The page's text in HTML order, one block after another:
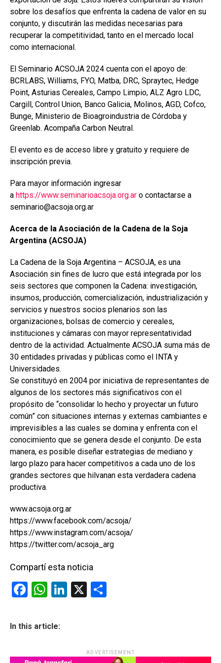
sobre los desafíos que enfrenta la cadena de valor en su
conjunto, y discutirán las medidas necesarias para
recuperar la competitividad, tanto en el mercado local
como internacional.
El Seminario ACSOJA 2024 cuenta con el apoyo de:
BCRLABS, Williams, FYO, Matba, DRC, Spraytec, Hedge
Point, Asturias Cereales, Campo Limpio, ALZ Agro LDC,
Cargill, Control Union, Banco Galicia, Molinos, AGD, Cofco,
Bunge, Ministerio de Bioagroindustria de Córdoba y
Greenlab. Acompaña Carbon Neutral.
El evento es de acceso libre y gratuito y requiere de
inscripción previa.
Para mayor información ingresar
a https://www.seminarioacsoja.org.ar o contactarse a
seminario@acsoja.org.ar
Acerca de la Asociación de la Cadena de la Soja
Argentina (ACSOJA)
La Cadena de la Soja Argentina – ACSOJA, es una
Asociación sin fines de lucro que está integrada por los
seis sectores que componen la Cadena: investigación,
insumos, producción, comercialización, industrialización y
servicios y nuestros socios plenarios son las
organizaciones, bolsas de comercio y cereales,
instituciones y cámaras con mayor representatividad
dentro de la actividad. Actualmente ACSOJA suma más de
30 entidades privadas y públicas como el INTA y
Universidades.
Se constituyó en 2004 por iniciativa de representantes de
algunos de los sectores más significativos con el
propósito de “consolidar lo hecho y proyectar un futuro
común” con situaciones internas y externas cambiantes e
imprevisibles a las cuales se domina y enfrenta con el
conocimiento que se genera desde el conjunto. De esta
manera, es posible diseñar estrategias de mediano y
largo plazo para hacer competitivos a cada uno de los
grandes sectores que hilvanan esta verdadera cadena
productiva.
www.acsoja.org.ar
https://www.facebook.com/acsoja/
https://www.instagram.com/acsoja/
https://twitter.com/acsoja_arg
Compartí esta noticia
F
ce
o
W
at
A
Li
n
X
ar
In this article:
ADVERTISEMENT